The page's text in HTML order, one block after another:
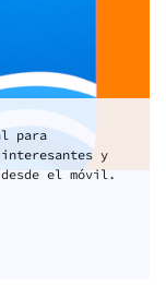
para
y
el móvil.